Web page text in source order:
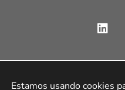
Estamos usando cookies